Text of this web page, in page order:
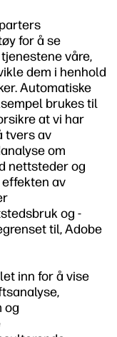
for å se
våre,
dem i henhold
Automatiske
brukes til
at vi har
tvers av
om
nettsteder og
effekten av
og -
til, Adobe
inn for å vise
og